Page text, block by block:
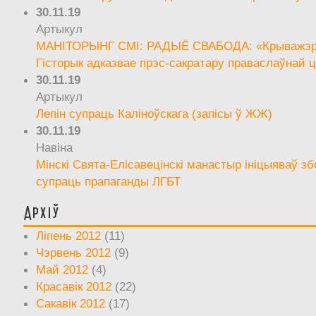
30.11.19
Артыкул
МАНІТОРЫНГ СМІ: РАДЫЁ СВАБОДА:
Гісторык адказвае прэс-сакратару праваслаўнай
30.11.19
Артыкул
Лепін супраць Каліноўскага (запісы ў ЖЖ)
30.11.19
Навіна
Мінскі Свята-Елісавецінскі манастыр ініцыяваў
супраць прапаганды ЛГБТ
Архіў
Ліпень 2012 (11)
Чэрвень 2012 (9)
Май 2012 (4)
Красавік 2012 (22)
Сакавік 2012 (17)